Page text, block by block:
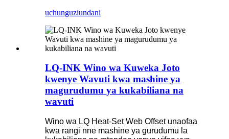
uchunguziundani
LQ-INK Wino wa Kuweka Joto
kwenye Wavuti kwa mashine ya
magurudumu ya kukabiliana na
wavuti
Wino wa LQ Heat-Set Web Offset unaofaa
kwa rangi nne mashine ya gurudumu la